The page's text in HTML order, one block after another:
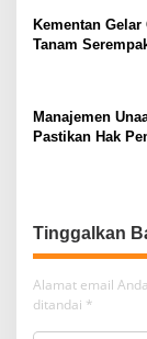
s
Kementan Gelar
Tanam
Manajemen
Pastikan Hak
Tinggalkan
Alamat email
ditandai *